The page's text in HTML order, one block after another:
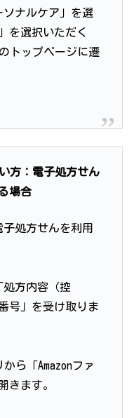
ソナルケア」を選
を選択いただく
トップページに遷
方：電子処方せん
場合
処方せんを利用
方内容（控
号」を受け取りま
ら「Amazonファ
きます。